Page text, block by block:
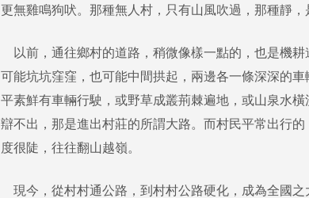
更無雞鳴狗吠。那種無人村，只有山風吹過，那種靜，
以前，通往鄉村的道路，稍微像樣一點的，也是機耕
可能坑坑窪窪，也可能中間拱起，兩邊各一條深深的
平素鮮有車輛行駛，或野草成叢荊棘遍地，或山泉水
辯不出，那是進出村莊的所謂大路。而村民平常出行
度很陡，往往翻山越嶺。
現今，從村村通公路，到村村公路硬化，成為全國